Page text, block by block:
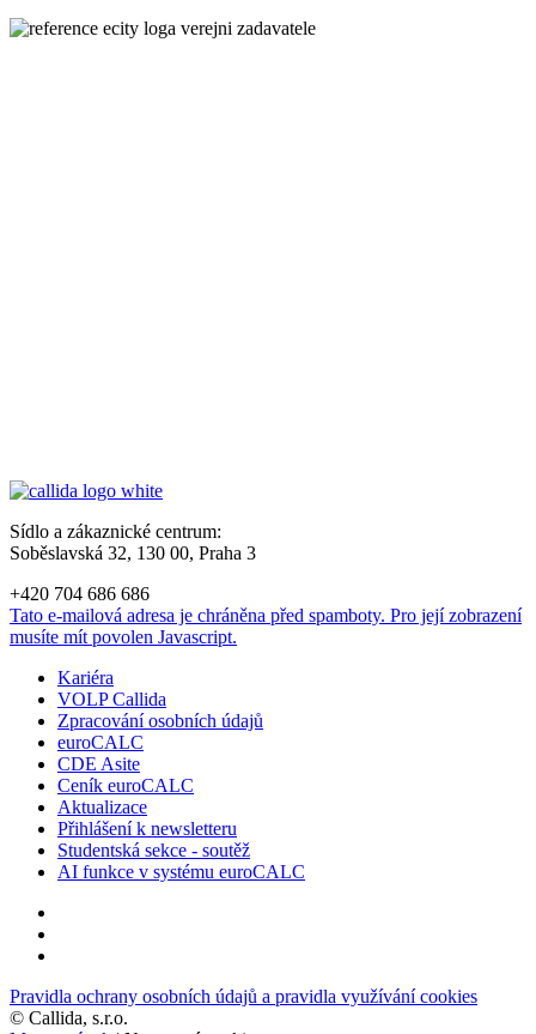
Sídlo a zákaznické centrum:
Soběslavská 32, 130 00, Praha 3
+420 704 686 686
Tato e-mailová adresa je chráněna před spamboty. Pro její zobrazení
musíte mít povolen Javascript.
Kariéra
VOLP Callida
Zpracování osobních údajů
euroCALC
CDE Asite
Ceník euroCALC
Aktualizace
Přihlášení k newsletteru
Studentská sekce - soutěž
AI funkce v systému euroCALC
Pravidla ochrany osobních údajů a pravidla využívání cookies
© Callida, s.r.o.